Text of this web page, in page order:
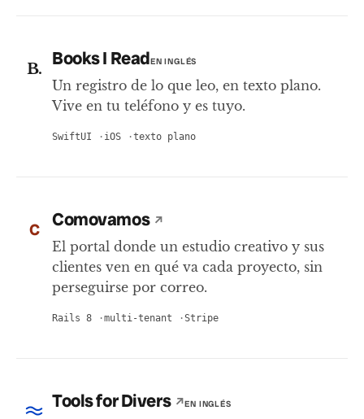
B. Books I ReadEN INGLÉS
Un registro de lo que leo, en texto plano.
Vive en tu teléfono y es tuyo.
SwiftUI iOS texto plano
C Comovamos ↗
El portal donde un estudio creativo y sus
clientes ven en qué va cada proyecto, sin
perseguirse por correo.
Rails 8 multi-tenant Stripe
Tools for Divers ↗EN INGLÉS